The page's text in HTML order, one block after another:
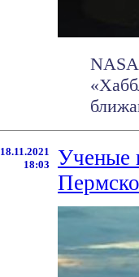
18.11.2021
18:03
Ученые